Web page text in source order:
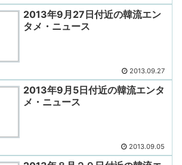
2013年9月27日付近の韓流エン
タメ・ニュース
2013.09.27
2013年9月5日付近の韓流エンタ
メ・ニュース
2013.09.05